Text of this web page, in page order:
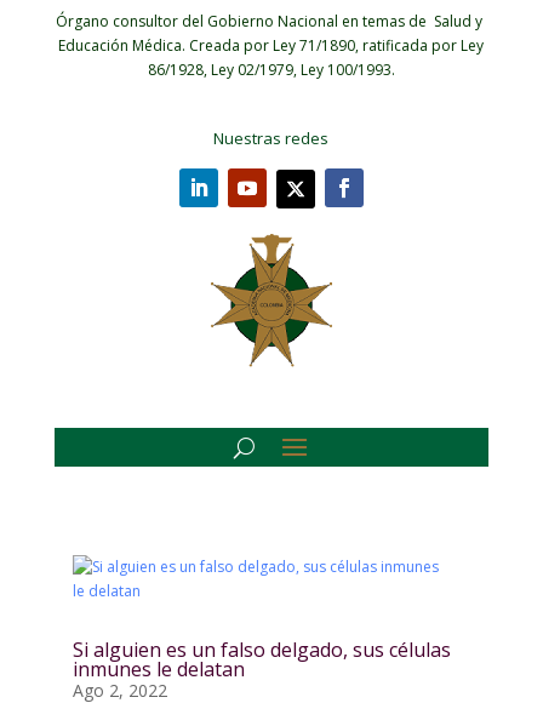
Órgano consultor del Gobierno Nacional en temas de Salud y
Educación Médica. Creada por Ley 71/1890, ratificada por Ley
86/1928, Ley 02/1979, Ley 100/1993.
Nuestras redes
Si alguien es un falso delgado, sus células
inmunes le delatan
Ago 2, 2022